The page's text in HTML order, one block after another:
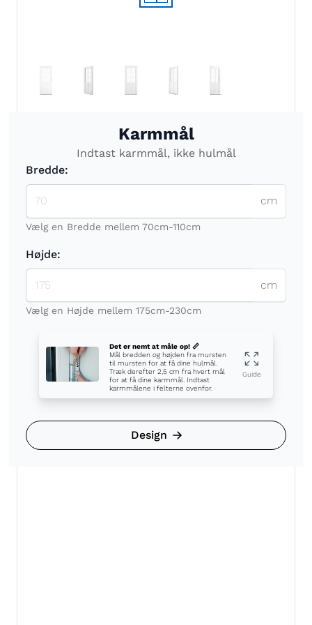
Karmmål
Indtast karmmål, ikke hulmål
Bredde:
cm
Vælg en Bredde mellem 70cm-110cm
Højde:
cm
Vælg en Højde mellem 175cm-230cm
Det er nemt at måle op! 📏
Mål bredden og højden fra mursten
til mursten for at få dine hulmål.
Træk derefter 2,5 cm fra hvert mål
for at få dine karmmål. Indtast
karmmålene i felterne ovenfor.
Guide
Design